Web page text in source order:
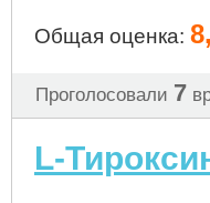
Общая оценка:
Проголосовали 7
L-